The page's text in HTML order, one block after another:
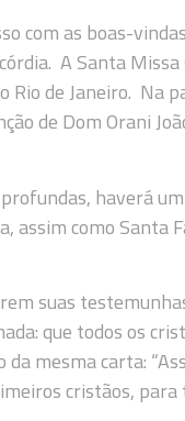
com as boas-
A Santa
Rio de Janeiro.
de Dom Orani
haverá
assim como Santa
suas
que todos os
mesma carta:
cristãos,